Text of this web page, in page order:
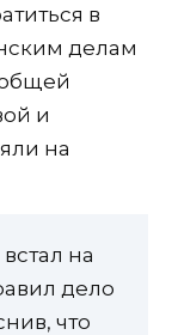
в
делам
и
на
на
дело
что